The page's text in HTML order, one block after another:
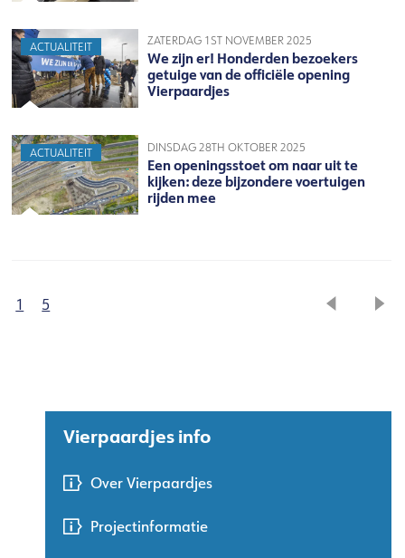
ACTUALITEIT ZATERDAG 1ST NOVEMBER 2025
We zijn er! Honderden bezoekers
getuige van de officiële opening
Vierpaardjes
ACTUALITEIT DINSDAG 28TH OKTOBER 2025
Een openingsstoet om naar uit te
kijken: deze bijzondere voertuigen
rijden mee
1 5
Vierpaardjes info
Over Vierpaardjes
Projectinformatie